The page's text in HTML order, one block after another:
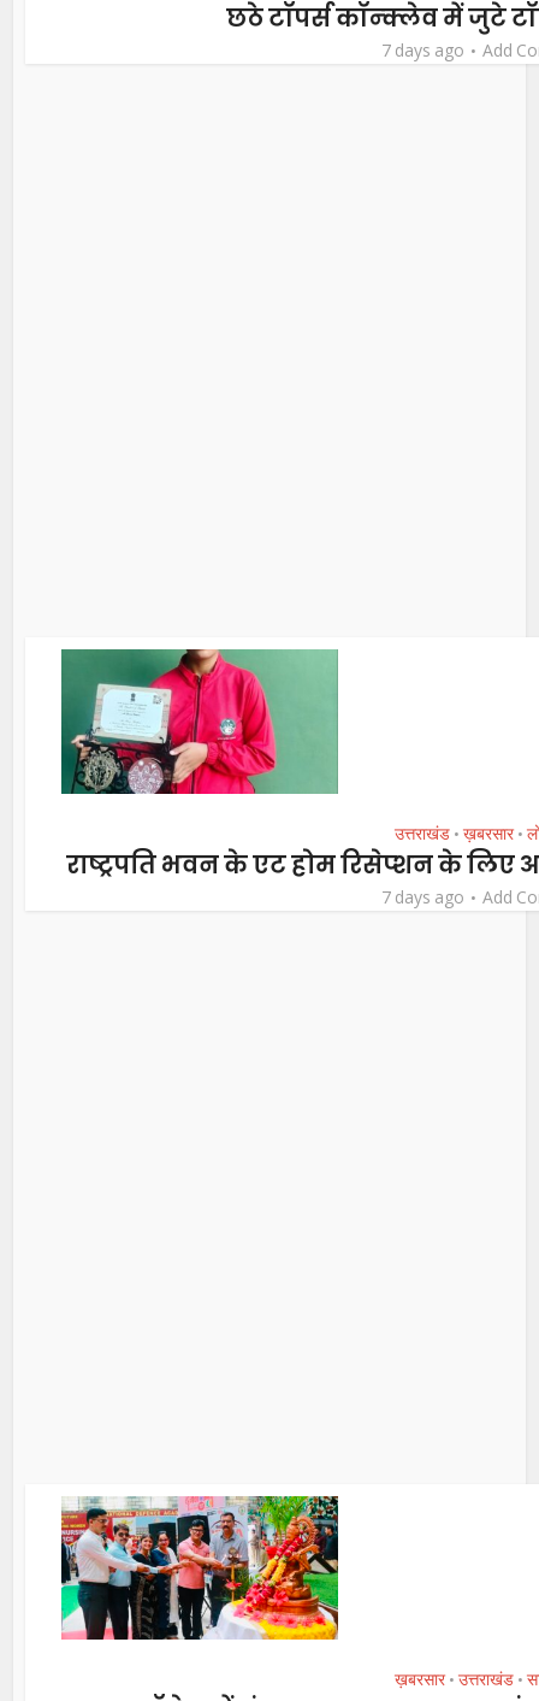
छठे टॉपर्स कॉन्क्लेव में जुटे
7 days ago Add
उत्तराखंड • ख़बरसार •
राष्ट्रपति भवन के एट होम रिसेप्शन के लिए
7 days ago Add
ख़बरसार • उत्तराखंड •